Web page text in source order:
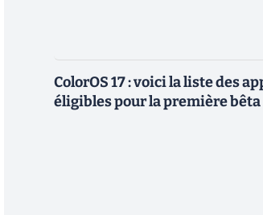
ColorOS 17 : voici la liste des
éligibles pour la première bêta